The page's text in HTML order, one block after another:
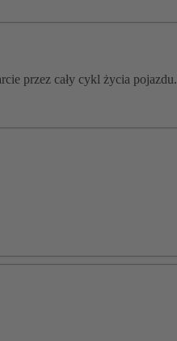
przez cały cykl życia pojazdu.